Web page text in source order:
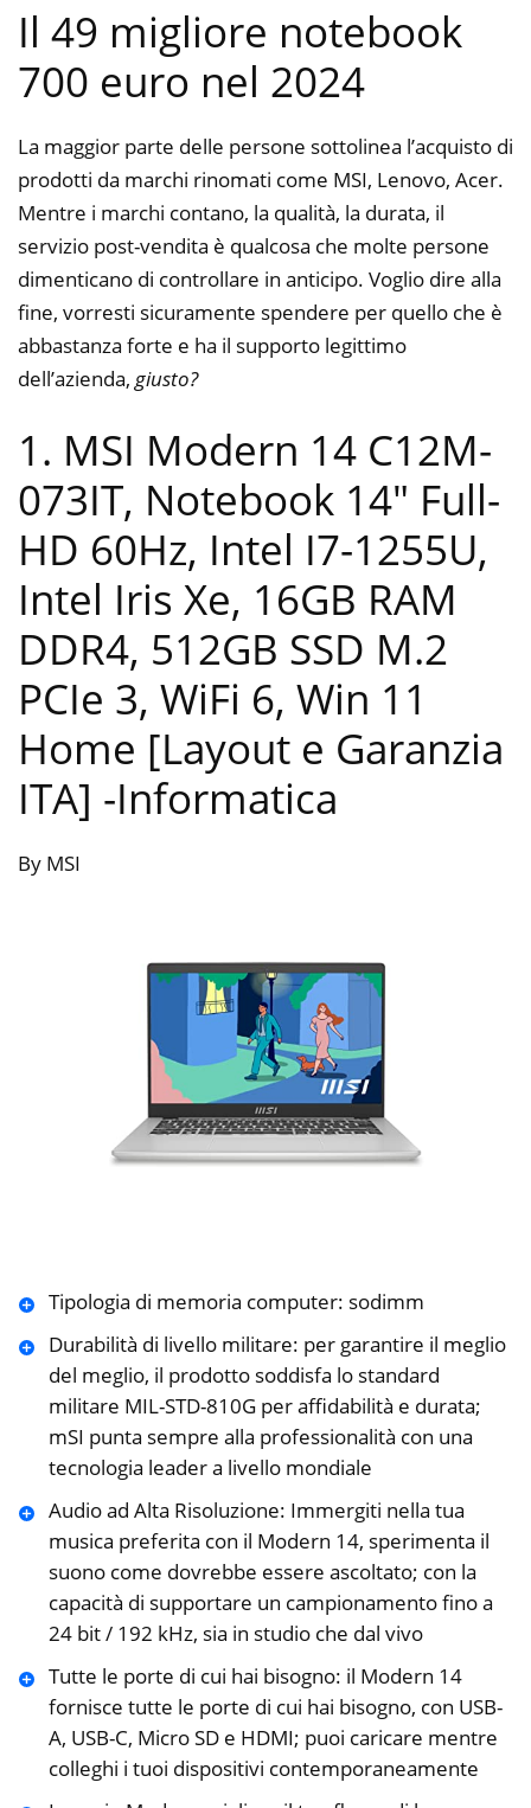
Il 49 migliore notebook
700 euro nel 2024
La maggior parte delle persone sottolinea l’acquisto di
prodotti da marchi rinomati come MSI, Lenovo, Acer.
Mentre i marchi contano, la qualità, la durata, il
servizio post-vendita è qualcosa che molte persone
dimenticano di controllare in anticipo. Voglio dire alla
fine, vorresti sicuramente spendere per quello che è
abbastanza forte e ha il supporto legittimo
dell’azienda, giusto?
1. MSI Modern 14 C12M-
073IT, Notebook 14″ Full-
HD 60Hz, Intel I7-1255U,
Intel Iris Xe, 16GB RAM
DDR4, 512GB SSD M.2
PCIe 3, WiFi 6, Win 11
Home [Layout e Garanzia
ITA] -Informatica
By MSI
Tipologia di memoria computer: sodimm
Durabilità di livello militare: per garantire il meglio
del meglio, il prodotto soddisfa lo standard
militare MIL-STD-810G per affidabilità e durata;
mSI punta sempre alla professionalità con una
tecnologia leader a livello mondiale
Audio ad Alta Risoluzione: Immergiti nella tua
musica preferita con il Modern 14, sperimenta il
suono come dovrebbe essere ascoltato; con la
capacità di supportare un campionamento fino a
24 bit / 192 kHz, sia in studio che dal vivo
Tutte le porte di cui hai bisogno: il Modern 14
fornisce tutte le porte di cui hai bisogno, con USB-
A, USB-C, Micro SD e HDMI; puoi caricare mentre
colleghi i tuoi dispositivi contemporaneamente